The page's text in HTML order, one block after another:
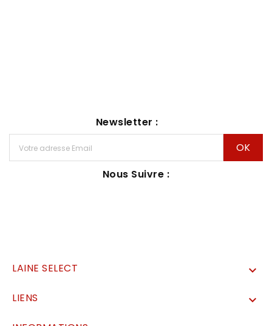
Newsletter :
Nous Suivre :
LAINE SELECT 
LIENS 